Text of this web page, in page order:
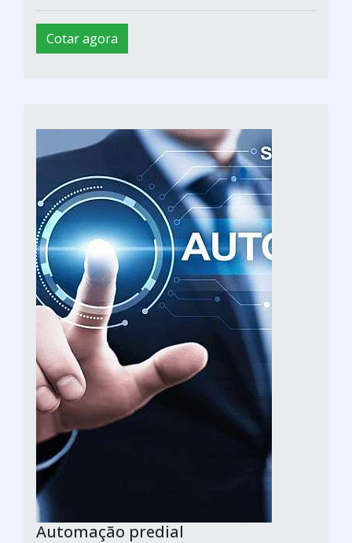
Cotar agora
Automação predial